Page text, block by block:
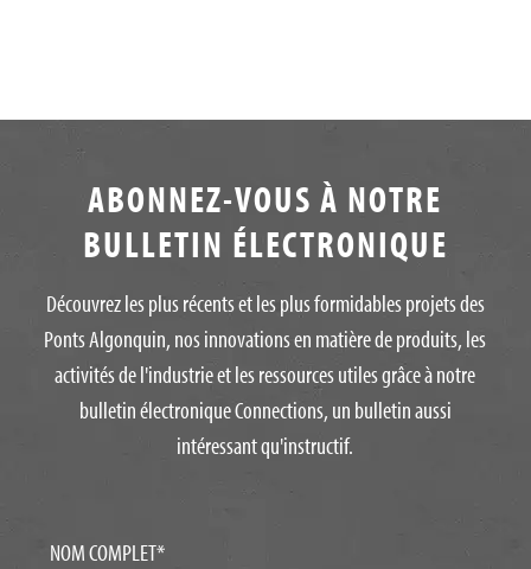
ABONNEZ-VOUS À NOTRE
BULLETIN ÉLECTRONIQUE
Découvrez les plus récents et les plus formidables projets des
Ponts Algonquin, nos innovations en matière de produits, les
activités de l'industrie et les ressources utiles grâce à notre
bulletin électronique Connections, un bulletin aussi
intéressant qu'instructif.
NOM COMPLET*